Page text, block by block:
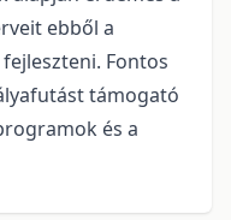
ebből a
Fontos
támogató
és a